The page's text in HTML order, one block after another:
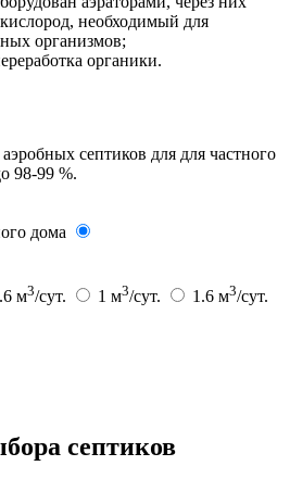
необходимый для
организмов;
органики.
септиков для для частного
98-99 %.
дома
м3/сут. 1 м3/сут. 1.6 м3/сут.
септиков